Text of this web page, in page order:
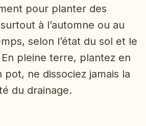
pour planter des
à l’automne ou au
selon l’état du sol et le
pleine terre, plantez en
pot, ne dissociez jamais la
du drainage.